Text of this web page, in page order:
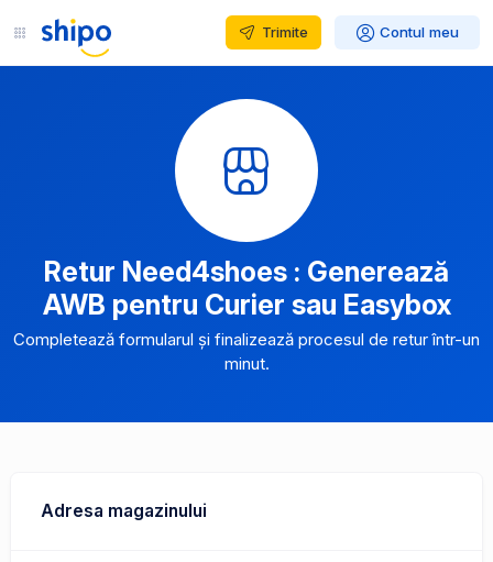
Trimite Contul meu
Retur Need4shoes : Generează
AWB pentru Curier sau Easybox
Completează formularul și finalizează procesul de retur într-un
minut.
Adresa magazinului